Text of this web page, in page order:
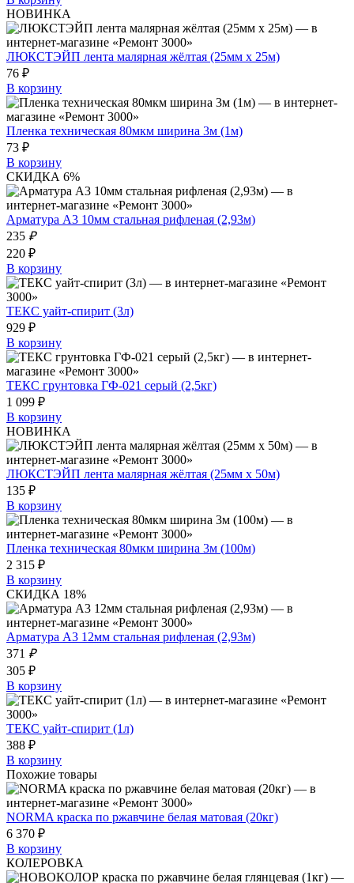
НОВИНКА
ЛЮКСТЭЙП лента малярная жёлтая (25мм х 25м)
76 ₽
В корзину
Пленка техническая 80мкм ширина 3м (1м)
73 ₽
В корзину
СКИДКА 6%
Арматура А3 10мм стальная рифленая (2,93м)
235 ₽
220 ₽
В корзину
ТЕКС уайт-спирит (3л)
929 ₽
В корзину
ТЕКС грунтовка ГФ-021 серый (2,5кг)
1 099 ₽
В корзину
НОВИНКА
ЛЮКСТЭЙП лента малярная жёлтая (25мм х 50м)
135 ₽
В корзину
Пленка техническая 80мкм ширина 3м (100м)
2 315 ₽
В корзину
СКИДКА 18%
Арматура А3 12мм стальная рифленая (2,93м)
371 ₽
305 ₽
В корзину
ТЕКС уайт-спирит (1л)
388 ₽
В корзину
Похожие товары
NORMA краска по ржавчине белая матовая (20кг)
6 370 ₽
В корзину
КОЛЕРОВКА